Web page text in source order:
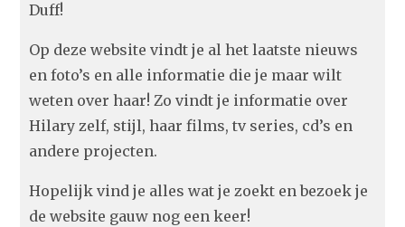
Duff!
Op deze website vindt je al het laatste nieuws
en foto’s en alle informatie die je maar wilt
weten over haar! Zo vindt je informatie over
Hilary zelf, stijl, haar films, tv series, cd’s en
andere projecten.
Hopelijk vind je alles wat je zoekt en bezoek je
de website gauw nog een keer!